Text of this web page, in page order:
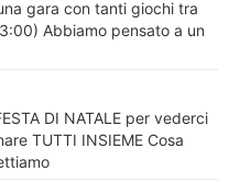
gara con tanti giochi tra
Abbiamo pensato a un
DI NATALE per vederci
TUTTI INSIEME Cosa